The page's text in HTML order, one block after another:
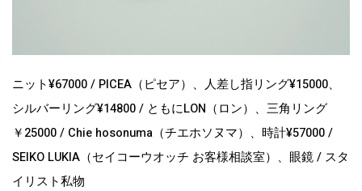
ニット¥67000 / PICEA（ピセア）、人差し指リング¥15000、
シルバーリング¥14800 / ともにLON（ロン）、三角リング
￥25000 / Chie hosonuma（チエホソヌマ）、時計¥57000 /
SEIKO LUKIA（セイコーウオッチ お客様相談室）、眼鏡 / スタ
イリスト私物